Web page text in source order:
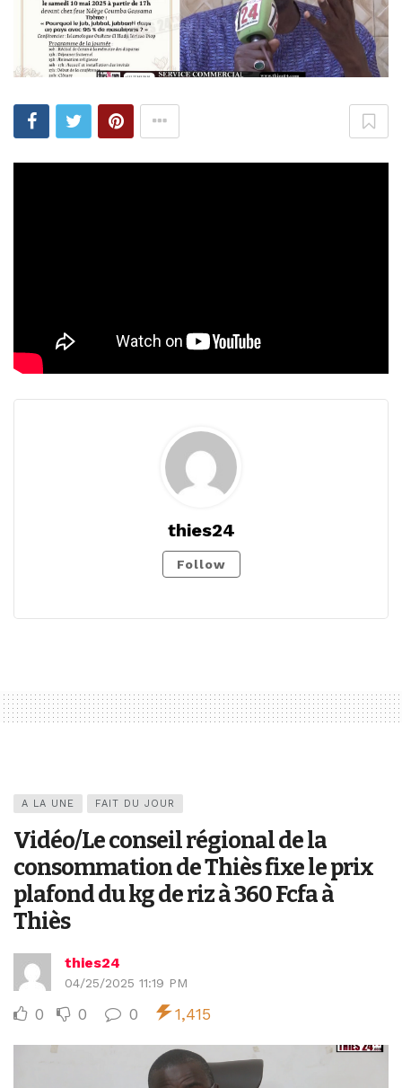
thies24
Follow
A LA UNE FAIT DU JOUR
Vidéo/Le conseil régional de la
consommation de Thiès fixe le prix
plafond du kg de riz à 360 Fcfa à
Thiès
thies24
04/25/2025 11:19 PM
0 0 0 1,415